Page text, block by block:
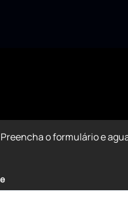
Preencha o formulário e